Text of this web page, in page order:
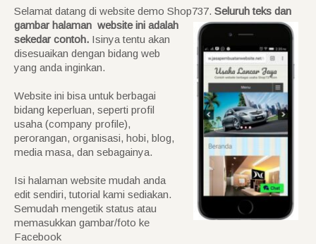
Selamat datang di website demo Shop737. Seluruh teks dan
gambar halaman website ini adalah
sekedar contoh. Isinya tentu akan
disesuaikan dengan bidang web
yang anda inginkan.
Website ini bisa untuk berbagai
bidang keperluan, seperti profil
usaha (company profile),
perorangan, organisasi, hobi, blog,
media masa, dan sebagainya.
Isi halaman website mudah anda
edit sendiri, tutorial kami sediakan.
Semudah mengetik status atau
memasukkan gambar/foto ke
Facebook